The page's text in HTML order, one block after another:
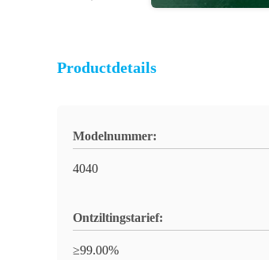
Productdetails
Modelnummer:
4040
Ontziltingstarief:
≥99.00%